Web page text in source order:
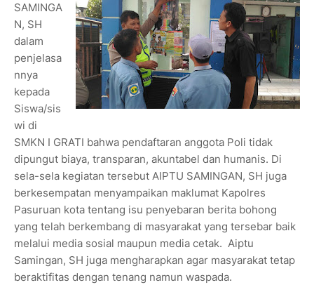
SAMINGA
N, SH
dalam
penjelasa
nnya
kepada
Siswa/sis
wi di
SMKN I GRATI bahwa pendaftaran anggota Poli tidak
dipungut biaya, transparan, akuntabel dan humanis. Di
sela-sela kegiatan tersebut AIPTU SAMINGAN, SH juga
berkesempatan menyampaikan maklumat Kapolres
Pasuruan kota tentang isu penyebaran berita bohong
yang telah berkembang di masyarakat yang tersebar baik
melalui media sosial maupun media cetak. Aiptu
Samingan, SH juga mengharapkan agar masyarakat tetap
beraktifitas dengan tenang namun waspada.